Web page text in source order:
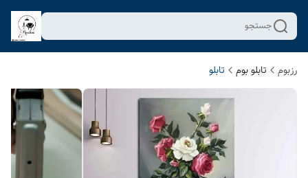
جستجو
رزبوم تابلو بوم تابلو